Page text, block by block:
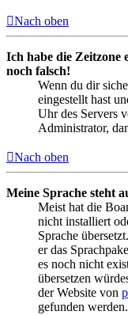
Nach oben
Ich habe die Zeitzone
noch falsch!
Wenn du dir
eingestellt hast
Uhr des Servers
Administrator,
Nach oben
Meine Sprache steht
Meist hat die
nicht installiert
Sprache
er das
es noch nicht
übersetzen
der Website von
gefunden werden.